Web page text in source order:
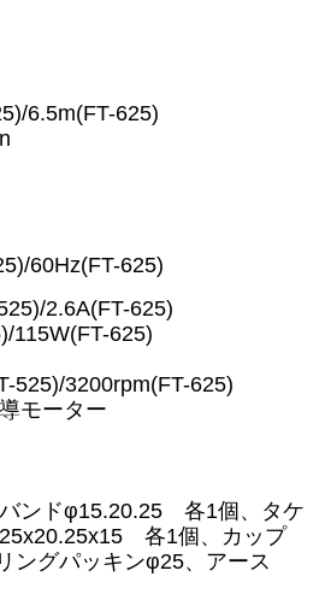
6.5m(FT-625)
/60Hz(FT-625)
2.6A(FT-625)
625)
525)/3200rpm(FT-625)
モーター
ンドφ15.20.25 各1個、タケ
各1個、カップ
ングパッキンφ25、アース